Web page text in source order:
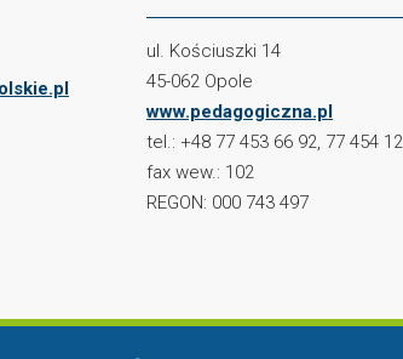
ul. Kościuszki 14
45-062 Opole
www.pedagogiczna.pl
tel.: +48 77 453 66 92, 77 454
fax wew.: 102
REGON: 000 743 497